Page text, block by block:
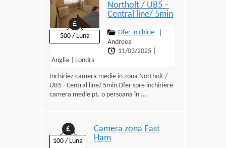
£
500 / Luna
Northolt / UB5 –
Central line/ 5min
Ofer in chirie
Andreea
11/03/2025
Anglia
Londra
Inchiriez camera medie in zona Northolt /
UB5 - Central line/ 5min Ofer spre inchiriere
camera medie pt. o persoana în ...
£
100 / Luna
Camera zona East
Ham